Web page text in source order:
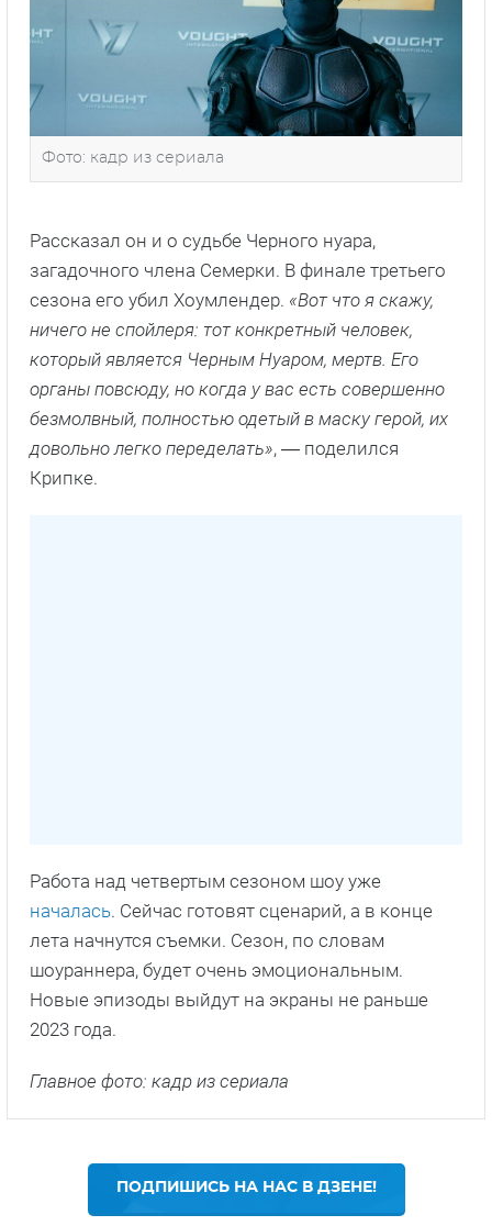
Фото: кадр из сериала
Рассказал он и о судьбе Черного нуара,
загадочного члена Семерки. В финале третьего
сезона его убил Хоумлендер. «Вот что я скажу,
ничего не спойлеря: тот конкретный человек,
который является Черным Нуаром, мертв. Его
органы повсюду, но когда у вас есть совершенно
безмолвный, полностью одетый в маску герой, их
довольно легко переделать», ― поделился
Крипке.
Работа над четвертым сезоном шоу уже
началась. Сейчас готовят сценарий, а в конце
лета начнутся съемки. Сезон, по словам
шоураннера, будет очень эмоциональным.
Новые эпизоды выйдут на экраны не раньше
2023 года.
Главное фото: кадр из сериала
ПОДПИШИСЬ НА НАС В ДЗЕНЕ!